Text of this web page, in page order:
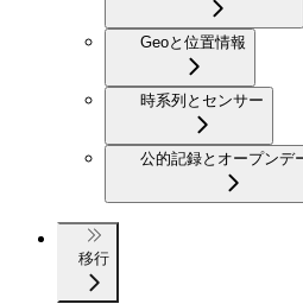
Geoと位置情報
時系列とセンサー
公的記録とオープンデ
移行